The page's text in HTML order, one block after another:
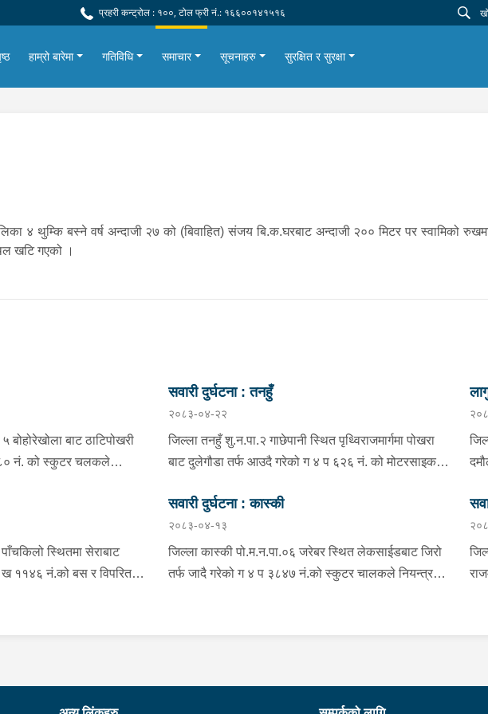
प्रहरी कन्ट्रोल : १००, टोल फ्री नं.: १६६००१४१५१६
हाम्रो बारेमा गतिविधि समाचार सूचनाहरु सुरक्षित र सुरक्षा
४ थुम्कि बस्ने वर्ष अन्दाजी २७ को (बिवाहित) संजय बि.क.घरबाट अन्दाजी २०० मिटर पर स्वामिको
खटि गएको ।
बोहोरेखोला बाट ठाटिपोखरी
नं. को स्कुटर चलकले
५ मागरगाउ वस्ने वर्ष २८
लागि तेज फार्मेसिमा
थप उपचारको लागि आपिपल
सवारी दुर्घटना : तनहुँ
२०८३-०४-२२
जिल्ला तनहुँ शु.न.पा.२ गाछेपानी स्थित पृथ्विराजमार्गमा पोखरा
बाट दुलेगौडा तर्फ आउदै गरेको ग ४ प ६२६ नं. को मोटरसाइकल
दुर्घटना हुँदा मोटरसाइकल चालक जिल्ला कास्की पो.म.न.पा.३३
बस्ने बर्ष ३९ को मन बहादुर पुन घाइते भइ उपचारको लागी तनहुँ
सेवा हस्पिटल दुलेगौडा ल्याईएकोमा प्राम्भिक उपचार पश्चात थप
उपचारको लागी ०७:५५ बजे पोखरा रिफर भएको ।
को
स्थितमा सेराबाट
११४६ नं.को बस र विपरित
न.पा.१३ देउराली बस्ने वर्ष
सवारी दुर्घटना : कास्की
२०८३-०४-१३
जिल्ला कास्की पो.म.न.पा.०६ जरेबर स्थित लेकसाईडबाट जिरो
तर्फ जादै गरेको ग ४ प ३८४७ नं.को स्कुटर चालकले नियन्त्रण